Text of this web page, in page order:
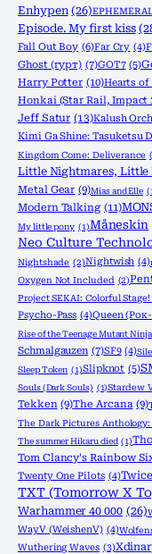
Enhypen (26)
Episode. My first kiss
Fall Out Boy (6)Far Cry (4)
Ghost (гурт) (7)GOT7 (5)
Harry Potter (10)Hearts of
Honkai (Star Rail, Impact
Jeff Satur (13)Kalush
Kimi Ga Shine: Tasuketsu
Kingdom Come: Deliverance
Little Nightmares, Little
Metal Gear (9)Mias and Elle
Modern Talking (11)
My little pony (1)Måneskin
Neo Culture
Nightshade (2)Nightwish (4)
Oxygen Not Included (2)
Project SEKAI: Colorful
Psycho-Pass (4)Queen
Rise of the Teenage Mutant
Schmalgauzen (7)SF9 (4)
Sleep Token (1)Slipknot (5)
Souls (Dark Souls) (1)Stardew
Tekken (9)The Arcana (9)
The Dark Pictures Anthology:
The summer Hikaru died (1)
Tom Clancy's Rainbow
Twenty One Pilots (4)Twice
TXT (Tomorrow X
Warhammer 40 000 (26)
WayV (WeishenV) (4)
Wuthering Waves (3)